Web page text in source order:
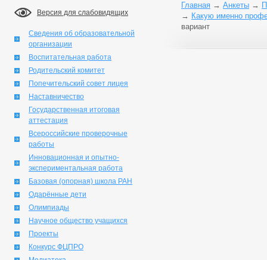
Версия для слабовидящих
Сведения об образовательной
организации
Воспитательная работа
Родительский комитет
Попечительский совет лицея
Наставничество
Государственная итоговая
аттестация
Всероссийские проверочные
работы
Инновационная и опытно-
экспериментальная работа
Базовая (опорная) школа РАН
Одарённые дети
Олимпиады
Научное общество учащихся
Проекты
Конкурс ФЦПРО
Главная → Анкеты →
→ Какую именно
вариант